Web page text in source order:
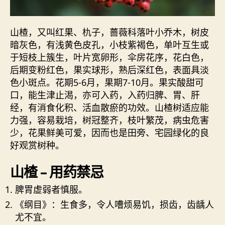
山楂，又叫红果、朹子，蔷薇科落叶小乔木，树皮
暗灰色，有浅黄色皮孔，小枝紫褐色，单叶互生或
于短枝上簇生，叶片宽卵形，伞房花序，花白色，
后期变粉红色，果实球形，熟后深红色，表面具淡
色小斑点。花期5-6月，果期7-10月。果实酸甜可
口，能生津止渴，亦可入药，入药归脾、胃、肝
经，有消食化积、活血散瘀的功效。山楂树适应能
力强，容易栽培，树冠整齐，枝叶繁茂，病虫危害
少，花果鲜美可爱，因而也是田旁、宅园绿化的良
好观赏树种。
山楂 – 用药禁忌
脾胃虚弱者慎服。
《纲目》：生食多，令人嘈烦易饥，损齿，齿龋人
尤不宜。